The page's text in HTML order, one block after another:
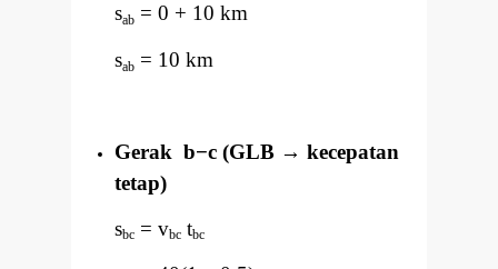
sab = 0 + 10 km
sab = 10 km
Gerak b−c (GLB → kecepatan
tetap)
sbc = vbc tbc